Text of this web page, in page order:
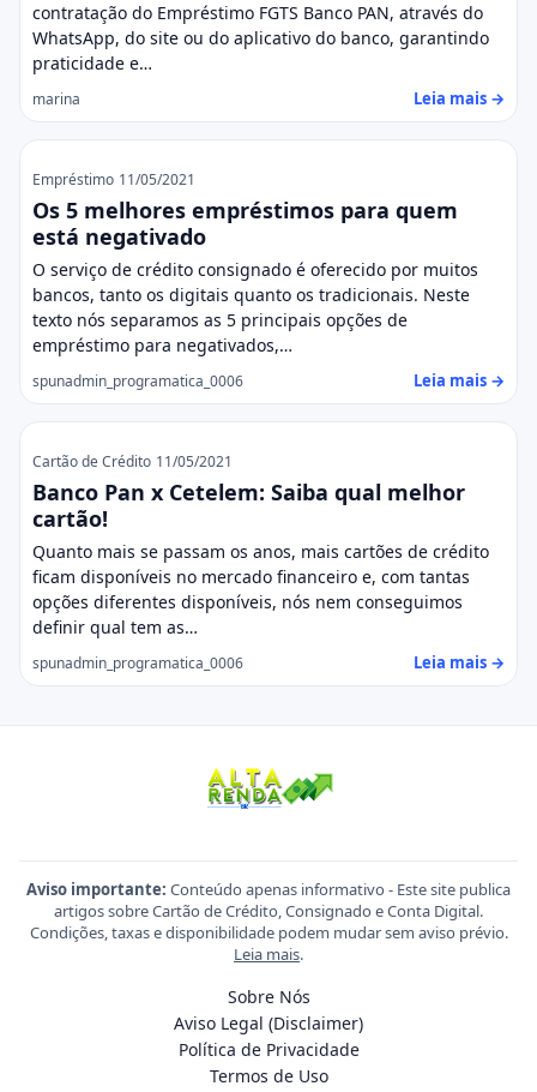
contratação do Empréstimo FGTS Banco PAN, através do
WhatsApp, do site ou do aplicativo do banco, garantindo
praticidade e…
marina Leia mais →
Empréstimo 11/05/2021
Os 5 melhores empréstimos para quem
está negativado
O serviço de crédito consignado é oferecido por muitos
bancos, tanto os digitais quanto os tradicionais. Neste
texto nós separamos as 5 principais opções de
empréstimo para negativados,…
spunadmin_programatica_0006 Leia mais →
Cartão de Crédito 11/05/2021
Banco Pan x Cetelem: Saiba qual melhor
cartão!
Quanto mais se passam os anos, mais cartões de crédito
ficam disponíveis no mercado financeiro e, com tantas
opções diferentes disponíveis, nós nem conseguimos
definir qual tem as…
spunadmin_programatica_0006 Leia mais →
Aviso importante: Conteúdo apenas informativo - Este site publica
artigos sobre Cartão de Crédito, Consignado e Conta Digital.
Condições, taxas e disponibilidade podem mudar sem aviso prévio.
Leia mais.
Sobre Nós
Aviso Legal (Disclaimer)
Política de Privacidade
Termos de Uso